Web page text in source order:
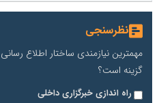
نظرسنجی
مهمترین نیازمندی ساختار اطلاع
گزینه است؟
راه اندازی خبرگزاری داخلی